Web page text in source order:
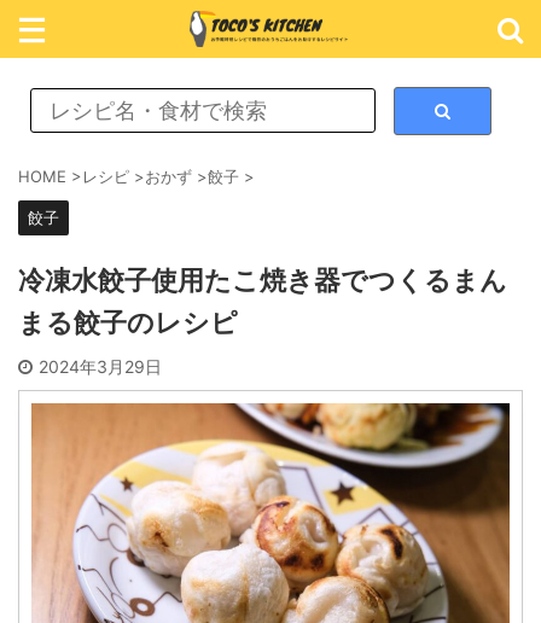
レシピ検索
めん類
スイーツ
スープ
HOME >レシピ >おかず >餃子 >
餃子
冷凍水餃子使用たこ焼き器でつくるまん
まる餃子のレシピ
2024年3月29日